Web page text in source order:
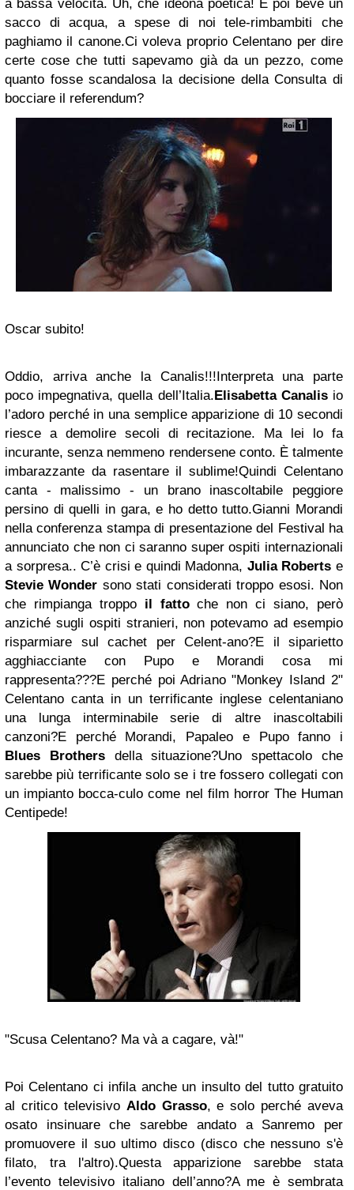
a bassa velocità. Uh, che ideona poetica! E poi beve un
sacco di acqua, a spese di noi tele-rimbambiti che
paghiamo il canone.Ci voleva proprio Celentano per dire
certe cose che tutti sapevamo già da un pezzo, come
quanto fosse scandalosa la decisione della Consulta di
bocciare il referendum?
Oscar subito!
Oddio, arriva anche la Canalis!!!Interpreta una parte
poco impegnativa, quella dell’Italia.Elisabetta Canalisio
l’adoro perché in una semplice apparizione di 10 secondi
riesce a demolire secoli di recitazione. Ma lei lo fa
incurante, senza nemmeno rendersene conto. È talmente
imbarazzante da rasentare il sublime!Quindi Celentano
canta - malissimo - un brano inascoltabile peggiore
persino di quelli in gara, e ho detto tutto.Gianni Morandi
nella conferenza stampa di presentazione del Festival ha
annunciato che non ci saranno super ospiti internazionali
a sorpresa.. C’è crisi e quindi Madonna, Julia Roberts e
Stevie Wonder sono stati considerati troppo esosi. Non
che rimpianga troppo il fattoche non ci siano, però
anziché sugli ospiti stranieri, non potevamo ad esempio
risparmiare sul cachet per Celent-ano?E il siparietto
agghiacciante con Pupo e Morandi cosa mi
rappresenta???E perché poi Adriano "Monkey Island 2"
Celentano canta in un terrificante inglese celentaniano
una lunga interminabile serie di altre inascoltabili
canzoni?E perché Morandi, Papaleo e Pupo fanno i
Blues Brothersdella situazione?Uno spettacolo che
sarebbe più terrificante solo se i tre fossero collegati con
un impianto bocca-culo come nel film horror The Human
Centipede!
"Scusa Celentano? Ma và a cagare, và!"
Poi Celentano ci infila anche un insulto del tutto gratuito
al critico televisivo Aldo Grasso, e solo perché aveva
osato insinuare che sarebbe andato a Sanremo per
promuovere il suo ultimo disco (disco che nessuno s'è
filato, tra l'altro).Questa apparizione sarebbe stata
l’evento televisivo italiano dell’anno?A me è sembrata